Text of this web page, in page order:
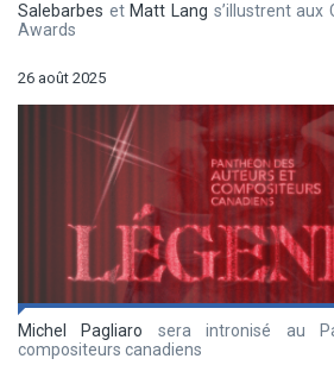
Salebarbes et Matt Lang s’illustrent aux
Awards
26 août 2025
Michel Pagliaro sera intronisé au
compositeurs canadiens